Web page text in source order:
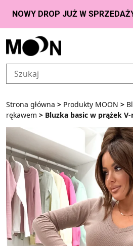
Przejdź do zawartości
Strona główna > Produkty MOON >
rękawem > Bluzka basic w prążek